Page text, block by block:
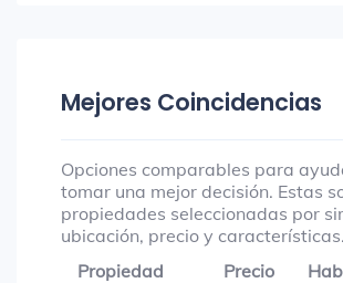
Mejores Coincidencias
Opciones comparables para
tomar una mejor decisión. Estas
propiedades seleccionadas por
ubicación, precio y características.
Propiedad
Precio Hab